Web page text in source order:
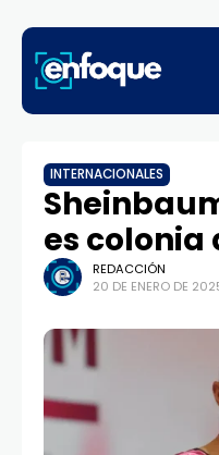
INTERNACIONALES
es colonia
REDACCIÓN
20 DE ENERO DE